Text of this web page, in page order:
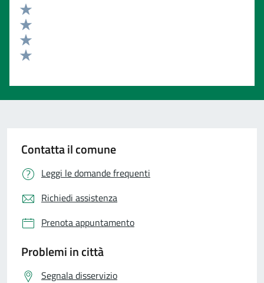
Valuta 5 stelle su 5
Valuta 4 stelle su 5
Valuta 3 stelle su 5
Valuta 2 stelle su 5
Contatta il comune
Leggi le domande frequenti
Richiedi assistenza
Prenota appuntamento
Problemi in città
Segnala disservizio